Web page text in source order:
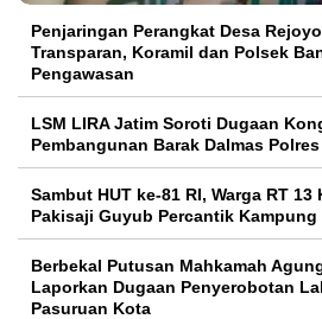
Penjaringan Perangkat Desa
Transparan, Koramil dan Polsek
Pengawasan
LSM LIRA Jatim Soroti Dugaan
Pembangunan Barak Dalmas
Sambut HUT ke-81 RI, Warga RT 13
Pakisaji Guyub Percantik
Berbekal Putusan Mahkamah
Laporkan Dugaan Penyerobotan
Pasuruan Kota